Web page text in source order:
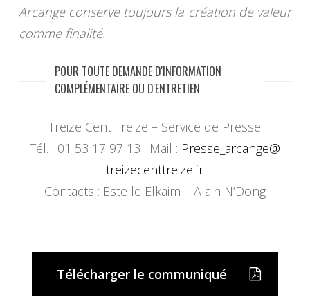
Arcange conserve toujours la création de valeur
comme finalité.
POUR TOUTE DEMANDE D'INFORMATION
COMPLÉMENTAIRE OU D'ENTRETIEN
Treize Cent Treize – Service de Presse
Tél. : 01 53 17 97 13 · Mail : Presse_arcange@
treizecenttreize.fr
Contacts : Estelle Elkaim – Alain N’Dong
Télécharger le communiqué